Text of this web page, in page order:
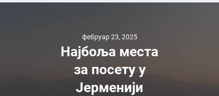
фебруар 23, 2025
Најбоља места
за посету у
Јерменији